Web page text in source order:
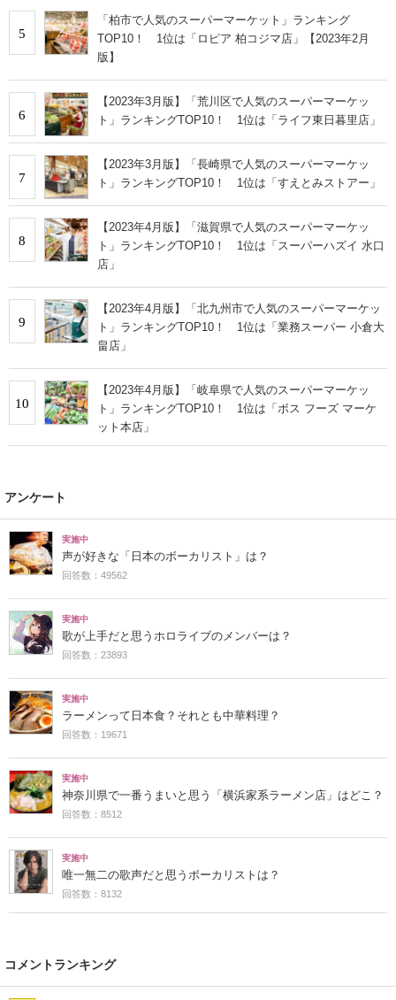
5
「柏市で人気のスーパーマーケット」ランキング
TOP10！ 1位は「ロピア 柏コジマ店」【2023年2月
版】
6
【2023年3月版】「荒川区で人気のスーパーマーケッ
ト」ランキングTOP10！ 1位は「ライフ東日暮里店」
7
【2023年3月版】「長崎県で人気のスーパーマーケッ
ト」ランキングTOP10！ 1位は「すえとみストアー」
8
【2023年4月版】「滋賀県で人気のスーパーマーケッ
ト」ランキングTOP10！ 1位は「スーパーハズイ 水口
店」
9
【2023年4月版】「北九州市で人気のスーパーマーケッ
ト」ランキングTOP10！ 1位は「業務スーパー 小倉大
畠店」
10
【2023年4月版】「岐阜県で人気のスーパーマーケッ
ト」ランキングTOP10！ 1位は「ボス フーズ マーケ
ット本店」
アンケート
実施中
声が好きな「日本のボーカリスト」は？
回答数：49562
実施中
歌が上手だと思うホロライブのメンバーは？
回答数：23893
実施中
ラーメンって日本食？それとも中華料理？
回答数：19671
実施中
神奈川県で一番うまいと思う「横浜家系ラーメン店」はどこ？
回答数：8512
実施中
唯一無二の歌声だと思うボーカリストは？
回答数：8132
コメントランキング